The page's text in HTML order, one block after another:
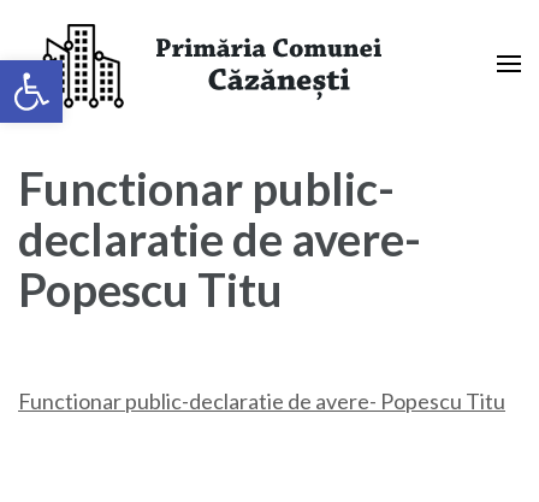
Deschide bara de unelte
conținut
(apasă
Primaria Comunei Căzănești,
Mehedinți
Functionar public-
declaratie de avere-
Popescu Titu
Functionar public-declaratie de avere- Popescu Titu